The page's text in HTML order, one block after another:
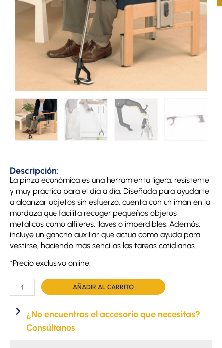
Descripción:
La pinza económica es una herramienta ligera, resistente
y muy práctica para el día a día. Diseñada para ayudarte
a alcanzar objetos sin esfuerzo, cuenta con un imán en la
mordaza que facilita recoger pequeños objetos
metálicos como alfileres, llaves o imperdibles. Además,
incluye un gancho auxiliar que actúa como ayuda para
vestirse, haciendo más sencillas las tareas cotidianas.
*Precio exclusivo online.
Pinza
económica
AÑADIR AL CARRITO
¿No encuentras el accesorio que necesitas?
Consúltanos